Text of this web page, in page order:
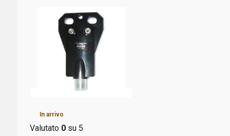
In arrivo
Valutato 0su 5